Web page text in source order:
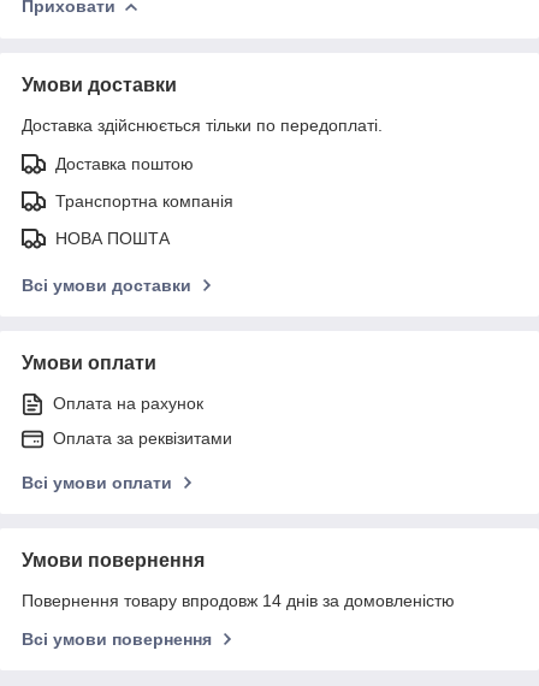
Приховати
Умови доставки
Доставка здійснюється тільки по передоплаті.
Доставка поштою
Транспортна компанія
НОВА ПОШТА
Всі умови доставки
Умови оплати
Оплата на рахунок
Оплата за реквізитами
Всі умови оплати
Умови повернення
Повернення товару впродовж 14 днів за домовленістю
Всі умови повернення